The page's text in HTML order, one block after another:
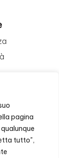
pagina
tutto",